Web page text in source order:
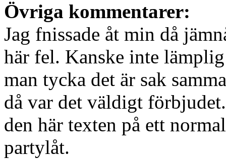
Övriga kommentarer:
Jag fnissade åt min då
här fel. Kanske inte
man tycka det är sak
då var det väldigt
den här texten på ett
partylåt.